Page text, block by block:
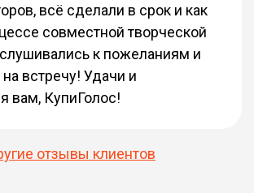
всё сделали в срок и как
совместной творческой
к пожеланиям и
встречу! Удачи и
вам, КупиГолос!
отзывы клиентов